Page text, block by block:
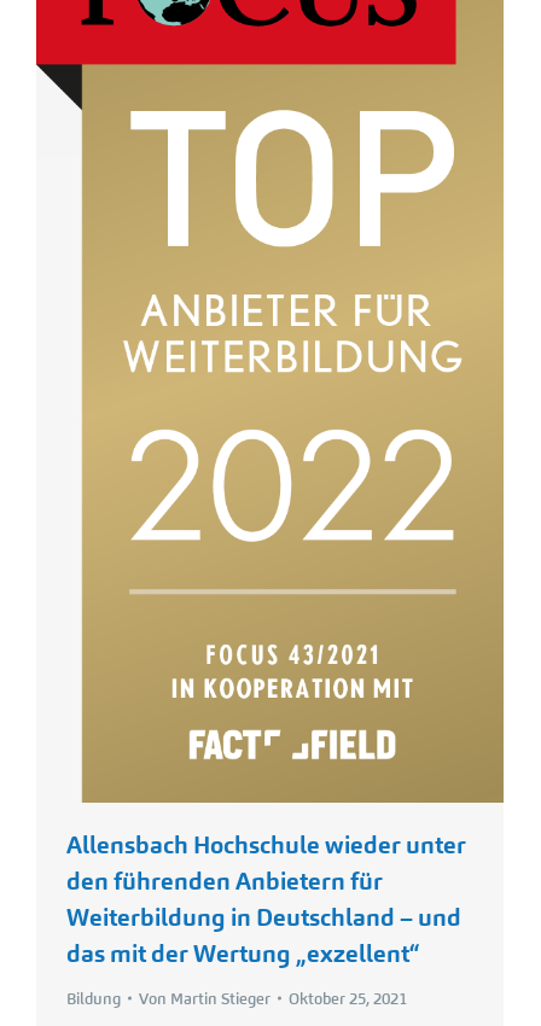
Allensbach Hochschule wieder unter
den führenden Anbietern für
Weiterbildung in Deutschland – und
das mit der Wertung „exzellent“
Bildung Von Martin Stieger Oktober 25, 2021